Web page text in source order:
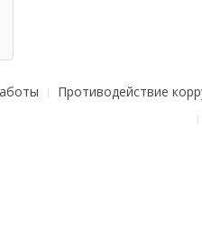
Противодействие